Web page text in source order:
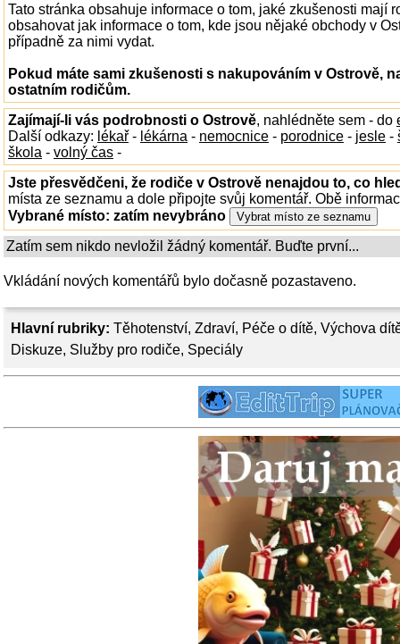
Hlavní rubriky: Těhotenství, Zdraví, Péče o dítě, Výchova
Diskuze, Služby pro rodiče, Speciály
Tato stránka obsahuje informace o tom, jaké zkušenosti mají
obsahovat jak informace o tom, kde jsou nějaké obchody v
případně za nimi vydat.
Pokud máte sami zkušenosti s nakupováním v Ostrově,
ostatním rodičům.
Zajímají-li vás podrobnosti o Ostrově, nahlédněte sem - do
Další odkazy: lékař - lékárna - nemocnice - porodnice - jesle -
škola - volný čas -
Jste přesvědčeni, že rodiče v Ostrově nenajdou to, co
místa ze seznamu a dole připojte svůj komentář. Obě
Vybrané místo: zatím nevybráno
Zatím sem nikdo nevložil žádný komentář. Buďte první...
Vkládání nových komentářů bylo dočasně pozastaveno.